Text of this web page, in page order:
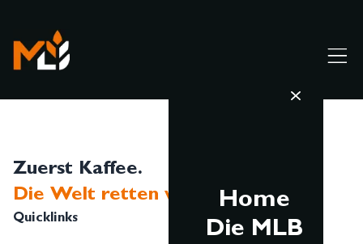
Home
Die MLB
Zuerst Kaffee.
Die Welt retten wir später...
Quicklinks